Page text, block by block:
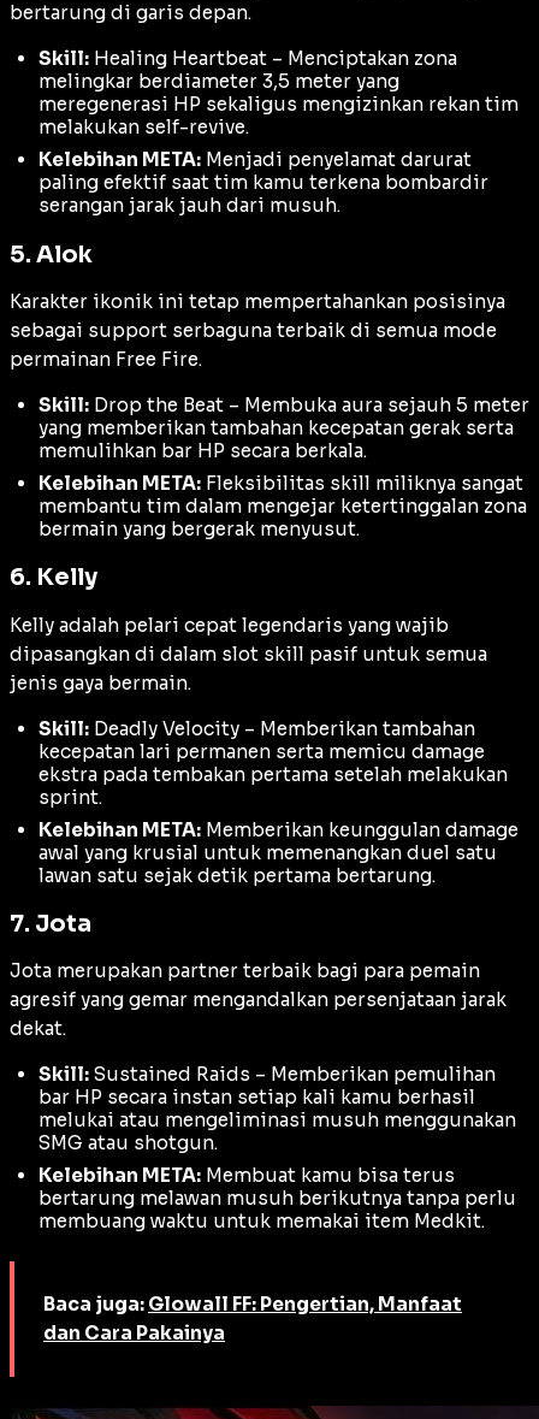
bertarung di garis depan.
Skill: Healing Heartbeat – Menciptakan zona
melingkar berdiameter 3,5 meter yang
meregenerasi HP sekaligus mengizinkan rekan tim
melakukan self-revive.
Kelebihan META: Menjadi penyelamat darurat
paling efektif saat tim kamu terkena bombardir
serangan jarak jauh dari musuh.
5. Alok
Karakter ikonik ini tetap mempertahankan posisinya
sebagai support serbaguna terbaik di semua mode
permainan Free Fire.
Skill: Drop the Beat – Membuka aura sejauh 5 meter
yang memberikan tambahan kecepatan gerak serta
memulihkan bar HP secara berkala.
Kelebihan META: Fleksibilitas skill miliknya sangat
membantu tim dalam mengejar ketertinggalan zona
bermain yang bergerak menyusut.
6. Kelly
Kelly adalah pelari cepat legendaris yang wajib
dipasangkan di dalam slot skill pasif untuk semua
jenis gaya bermain.
Skill: Deadly Velocity – Memberikan tambahan
kecepatan lari permanen serta memicu damage
ekstra pada tembakan pertama setelah melakukan
sprint.
Kelebihan META: Memberikan keunggulan damage
awal yang krusial untuk memenangkan duel satu
lawan satu sejak detik pertama bertarung.
7. Jota
Jota merupakan partner terbaik bagi para pemain
agresif yang gemar mengandalkan persenjataan jarak
dekat.
Skill: Sustained Raids – Memberikan pemulihan
bar HP secara instan setiap kali kamu berhasil
melukai atau mengeliminasi musuh menggunakan
SMG atau shotgun.
Kelebihan META: Membuat kamu bisa terus
bertarung melawan musuh berikutnya tanpa perlu
membuang waktu untuk memakai item Medkit.
Baca juga: Glowall FF: Pengertian, Manfaat
dan Cara Pakainya